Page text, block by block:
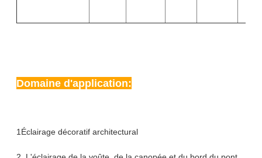
Domaine d'application:
1Éclairage décoratif architectural